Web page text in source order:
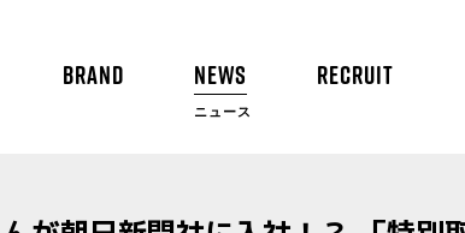
BRAND NEWS
ニュース
RECRUIT